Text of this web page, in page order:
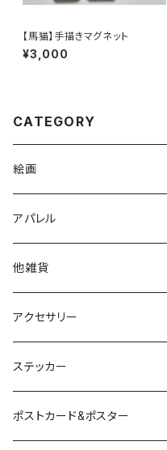
【馬猫】手描きマグネット
¥3,000
CATEGORY
絵画
アパレル
他雑貨
アクセサリー
ステッカー
ポストカード&ポスター